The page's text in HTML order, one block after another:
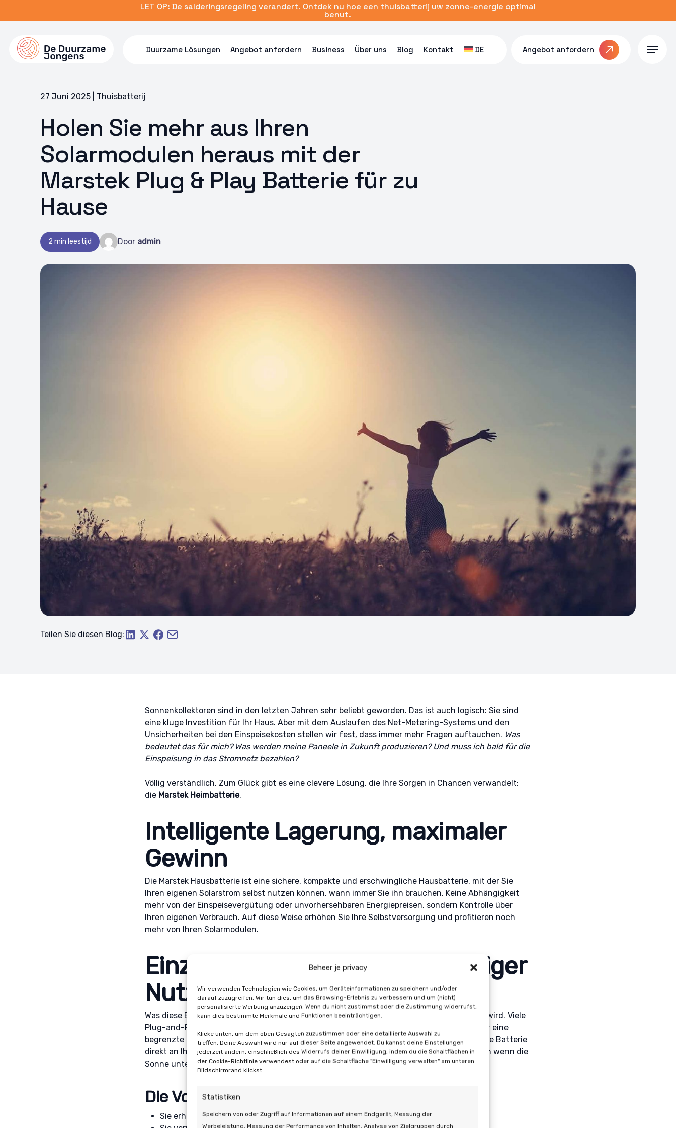
Beheer je privacy
Wir verwenden Technologien wie Cookies, um Geräteinformationen zu speichern und/oder
darauf zuzugreifen. Wir tun dies, um das Browsing-Erlebnis zu verbessern und um (nicht)
personalisierte Werbung anzuzeigen. Wenn du nicht zustimmst oder die Zustimmung widerrufst,
kann dies bestimmte Merkmale und Funktionen beeinträchtigen.
Klicke unten, um dem oben Gesagten zuzustimmen oder eine detaillierte Auswahl zu
treffen. Deine Auswahl wird nur auf dieser Seite angewendet. Du kannst deine Einstellungen
jederzeit ändern, einschließlich des Widerrufs deiner Einwilligung, indem du die Schaltflächen in
der Cookie-Richtlinie verwendest oder auf die Schaltfläche "Einwilligung verwalten" am unteren
Bildschirmrand klickst.
Statistiken
Speichern von oder Zugriff auf Informationen auf einem Endgerät, Messung der
Werbeleistung, Messung der Performance von Inhalten, Analyse von Zielgruppen durch
content
LET OP: De salderingsregeling verandert. Ontdek nu hoe een thuisbatterij uw zonne-energie optimal
benut.
Duurzame Lösungen Angebot anfordern Business Über uns Blog Kontakt DE Angebot anfordern Menu
27 Juni 2025 | Thuisbatterij
Holen Sie mehr aus Ihren
Solarmodulen heraus mit der
Marstek Plug & Play Batterie für zu
Hause
2 min leestijd Door admin
Teilen Sie diesen Blog:
Sonnenkollektoren sind in den letzten Jahren sehr beliebt geworden. Das ist auch logisch: Sie sind
eine kluge Investition für Ihr Haus. Aber mit dem Auslaufen des Net-Metering-Systems und den
Unsicherheiten bei den Einspeisekosten stellen wir fest, dass immer mehr Fragen auftauchen. Was
bedeutet das für mich? Was werden meine Paneele in Zukunft produzieren? Und muss ich bald für die
Einspeisung in das Stromnetz bezahlen?
Völlig verständlich. Zum Glück gibt es eine clevere Lösung, die Ihre Sorgen in Chancen verwandelt:
die Marstek Heimbatterie.
Intelligente Lagerung, maximaler
Gewinn
Die Marstek Hausbatterie ist eine sichere, kompakte und erschwingliche Hausbatterie, mit der Sie
Ihren eigenen Solarstrom selbst nutzen können, wann immer Sie ihn brauchen. Keine Abhängigkeit
mehr von der Einspeisevergütung oder unvorhersehbaren Energiepreisen, sondern Kontrolle über
Ihren eigenen Verbrauch. Auf diese Weise erhöhen Sie Ihre Selbstversorgung und profitieren noch
mehr von Ihren Solarmodulen.
Einzigartige Verbindung, sofortiger
Nutzen
Was diese Batterie wirklich besonders macht, ist die Art und Weise, wie sie angeschlossen wird. Viele
Plug-and-Play-Batterien funktionieren über eine normale Steckdose und liefern daher nur eine
begrenzte Leistung. Bei der Marstek ist das nicht der Fall. Unsere Installateure schließen die Batterie
direkt an Ihren Zählerkasten an, so dass Sie genug Strom für Ihr ganzes Haus haben – auch wenn die
Sonne untergeht.
Die Vorteile auf einen Blick:
Sie erhöhen Ihren eigenen Verbrauch an Solarstrom